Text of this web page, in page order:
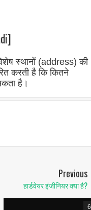
स्थानों (address) की
करती है कि कितने
है।
Previous
हार्डवेयर इंजीनियर क्या है?
6